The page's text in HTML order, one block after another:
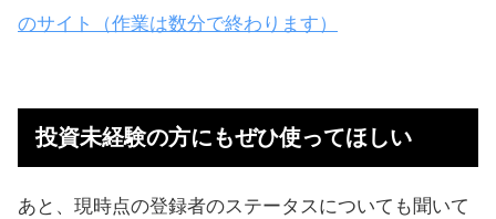
のサイト（作業は数分で終わります）
投資未経験の方にもぜひ使ってほしい
あと、現時点の登録者のステータスについても聞いて